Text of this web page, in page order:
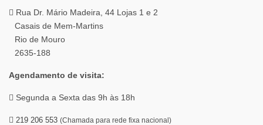
Rua Dr. Mário Madeira, 44 Lojas 1 e 2
Casais de Mem-Martins
Rio de Mouro
2635-188
Agendamento de visita:
Segunda a Sexta das 9h às 18h
219 206 553 (Chamada para rede fixa nacional)